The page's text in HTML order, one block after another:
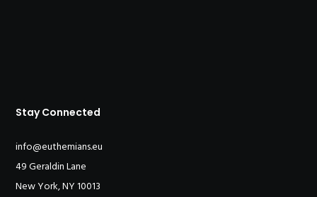
Stay Connected
info@euthemians.eu
49 Geraldin Lane
New York, NY 10013